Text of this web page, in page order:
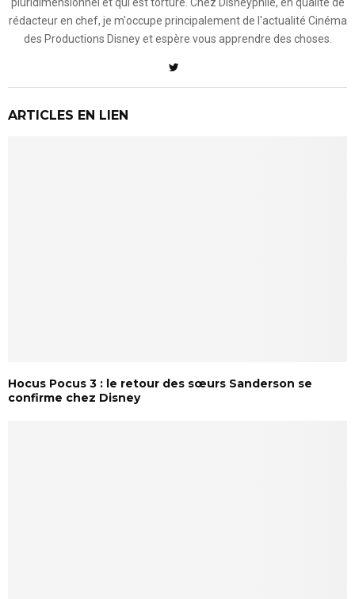
rédacteur en chef, je m'occupe principalement de l'actualité Cinéma
des Productions Disney et espère vous apprendre des choses.
ARTICLES EN LIEN
Hocus Pocus 3 : le retour des sœurs Sanderson se
confirme chez Disney